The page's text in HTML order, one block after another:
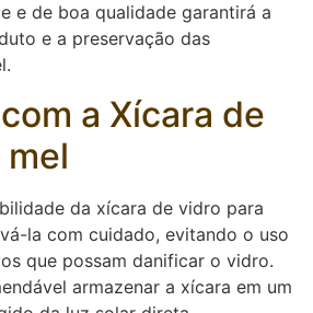
e de boa qualidade garantirá a
e a preservação das
a Xícara de
da xícara de vidro para
la com cuidado, evitando o uso
que possam danificar o vidro.
armazenar a xícara em um